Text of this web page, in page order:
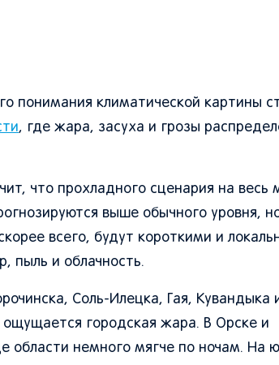
понимания климатической картины
, где жара, засуха и грозы
что прохладного сценария на весь
выше обычного уровня,
всего, будут короткими и
пыль и облачность.
Соль-Илецка, Гая, Кувандыка
городская жара. В Орске и
области немного мягче по ночам. На